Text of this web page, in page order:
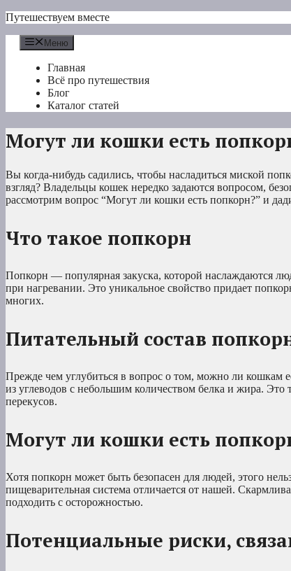
Перейти
содержимому
Путешествуем вместе
Меню
Главная
Всё про путешествия
Блог
Каталог статей
Могут ли кошки есть
Вы когда-нибудь садились, чтобы насладиться миской
взгляд? Владельцы кошек нередко задаются вопросом,
рассмотрим вопрос “Могут ли кошки есть попкорн?” и
Что такое попкорн
Попкорн — популярная закуска, которой наслаждаются
при нагревании. Это уникальное свойство придает
многих.
Питательный состав
Прежде чем углубиться в вопрос о том, можно ли кошкам
из углеводов с небольшим количеством белка и жира.
перекусов.
Могут ли кошки есть
Хотя попкорн может быть безопасен для людей, этого
пищеварительная система отличается от нашей.
подходить с осторожностью.
Потенциальные риски,